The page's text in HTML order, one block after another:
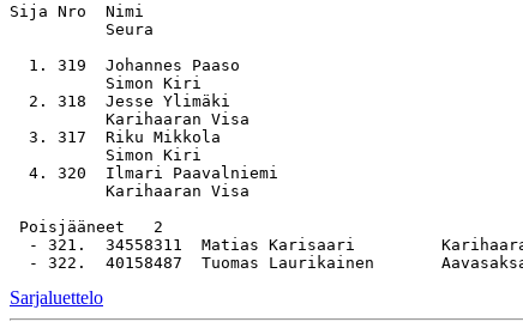
Sija Nro  Nimi
          Seura
1. 319  Johannes Paaso
          Simon Kiri
2. 318  Jesse Ylimäki
          Karihaaran Visa
3. 317  Riku Mikkola
          Simon Kiri
4. 320  Ilmari Paavalniemi
          Karihaaran Visa
Poisjääneet   2
- 321.  34558311  Matias Karisaari
Sarjaluettelo